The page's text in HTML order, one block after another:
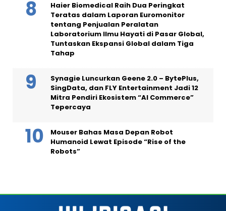
Haier Biomedical Raih Dua Peringkat
Teratas dalam Laporan Euromonitor
tentang Penjualan Peralatan
Laboratorium Ilmu Hayati di Pasar Global,
Tuntaskan Ekspansi Global dalam Tiga
Tahap
Synagie Luncurkan Geene 2.0 – BytePlus,
SingData, dan FLY Entertainment Jadi 12
Mitra Pendiri Ekosistem “AI Commerce”
Tepercaya
Mouser Bahas Masa Depan Robot
Humanoid Lewat Episode “Rise of the
Robots”